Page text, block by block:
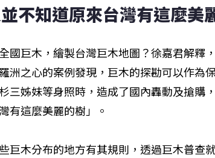
並不知道原來台灣有這麼美
國巨木，繪製台灣巨木地圖？徐嘉君解釋
洲之心的案例發現，巨木的探勘可以作為
三姊妹等身照時，造成了國內轟動及搶購
有這麼美麗的樹」。
巨木分布的地方有其規則，透過巨木普查